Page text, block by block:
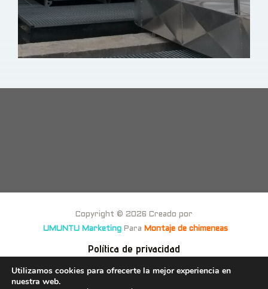
Copyright © 2026 Creado por
UMUNTU Marketing Para Montaje de chimeneas
Política de privacidad
Política de cookies
Utilizamos cookies para ofrecerte la mejor experiencia en
nuestra web.